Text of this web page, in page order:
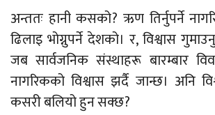
अन्ततः हानी कसको? ऋण तिर्नुपर्ने
ढिलाइ भोग्नुपर्ने देशको। र, विश्वास
जब सार्वजनिक संस्थाहरू बारम्बार
नागरिकको विश्वास झर्दै जान्छ। अनि
कसरी बलियो हुन सक्छ?